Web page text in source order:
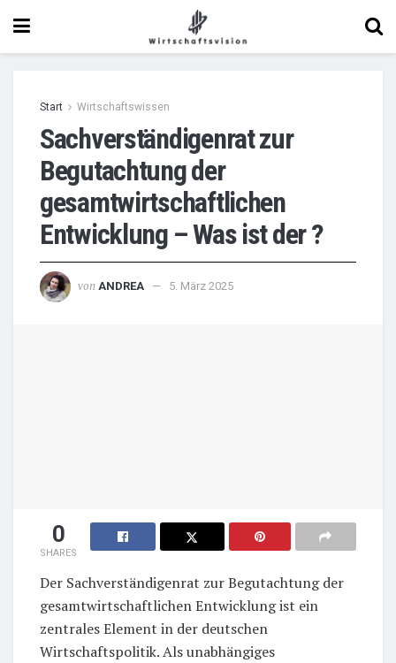
Start Wirtschaftswissen
Sachverständigenrat zur
Begutachtung der
gesamtwirtschaftlichen
Entwicklung – Was ist der ?
von ANDREA 5. März 2025
0
SHARES
Der Sachverständigenrat zur Begutachtung der
gesamtwirtschaftlichen Entwicklung ist ein
zentrales Element in der deutschen
Wirtschaftspolitik. Als unabhängiges